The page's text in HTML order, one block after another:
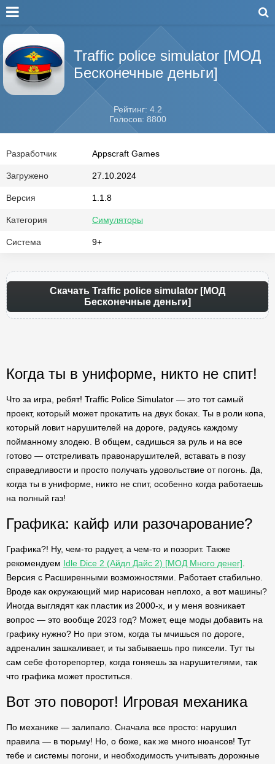
Traffic police simulator [МОД
Бесконечные деньги]
Рейтинг: 4.2
Голосов: 8800
Разработчик Appscraft Games
Загружено 27.10.2024
Версия 1.1.8
Категория Симуляторы
Система 9+
Скачать Traffic police simulator [МОД
Бесконечные деньги]
Когда ты в униформе, никто не спит!
Что за игра, ребят! Traffic Police Simulator — это тот самый
проект, который может прокатить на двух боках. Ты в роли копа,
который ловит нарушителей на дороге, радуясь каждому
пойманному злодею. В общем, садишься за руль и на все
готово — отстреливать правонарушителей, вставать в позу
справедливости и просто получать удовольствие от погонь. Да,
когда ты в униформе, никто не спит, особенно когда работаешь
на полный газ!
Графика: кайф или разочарование?
Графика?! Ну, чем-то радует, а чем-то и позорит. Также
рекомендуем Idle Dice 2 (Айдл Дайс 2) [МОД Много денег]
Версия с Расширенными возможностями. Работает стабильно.
Вроде как окружающий мир нарисован неплохо, а вот машины?
Иногда выглядят как пластик из 2000-х, и у меня возникает
вопрос — это вообще 2023 год? Может, еще моды добавить на
графику нужно? Но при этом, когда ты мчишься по дороге,
адреналин зашкаливает, и ты забываешь про пиксели. Тут ты
сам себе фоторепортер, когда гоняешь за нарушителями, так
что графика может проститься.
Вот это поворот! Игровая механика
По механике — залипало. Сначала все просто: нарушил
правила — в тюрьму! Но, о боже, как же много нюансов! Тут
тебе и системы погони, и необходимость учитывать дорожные